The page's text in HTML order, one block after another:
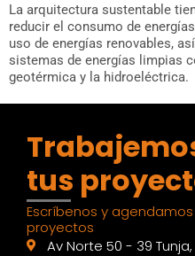
La arquitectura sustentable
reducir el consumo de
uso de energías renovables,
sistemas de energías limpias
geotérmica y la hidroeléctrica.
tus
Escríbenos y
proyectos
Av Norte 50 - 39